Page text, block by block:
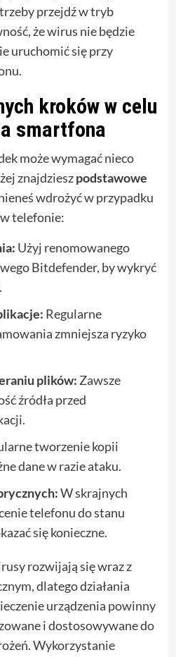
przejdź w tryb
że wirus nie będzie
uruchomić się przy
kroków w celu
smartfona
może wymagać nieco
znajdzieszpodstawowe
wdrożyć w przypadku
telefonie:
Użyj renomowanego
Bitdefender, by wykryć
Regularne
zmniejsza ryzyko
plików: Zawsze
źródła przed
tworzenie kopii
dane w razie ataku.
W skrajnych
telefonu do stanu
się konieczne.
rozwijają się wraz z
dlatego działania
urządzenia powinny
i dostosowywane do
Wykorzystanie